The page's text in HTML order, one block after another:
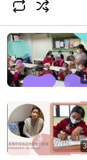
Subscribe
Comments
Comment...